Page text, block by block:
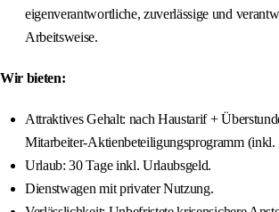
eigenverantwortliche, zuverlässige und
Arbeitsweise.
Wir bieten:
Attraktives Gehalt: nach Haustarif +
Mitarbeiter-Aktienbeteiligungsprogramm (inkl.
Urlaub: 30 Tage inkl. Urlaubsgeld.
Dienstwagen mit privater Nutzung.